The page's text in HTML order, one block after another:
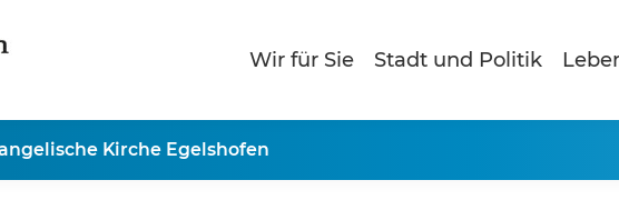
Wir für Sie Stadt und Politik
Kirche Egelshofen